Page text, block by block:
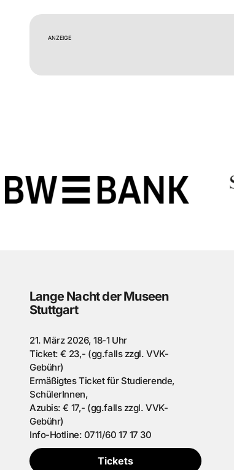
ANZEIGE
Lange Nacht der Museen
Stuttgart
21. März 2026, 18-1 Uhr
Ticket: € 23,- (gg.falls zzgl. VVK-
Gebühr)
Ermäßigtes Ticket für Studierende,
SchülerInnen,
Azubis: € 17,- (gg.falls zzgl. VVK-
Gebühr)
Info-Hotline: 0711/60 17 17 30
Tickets